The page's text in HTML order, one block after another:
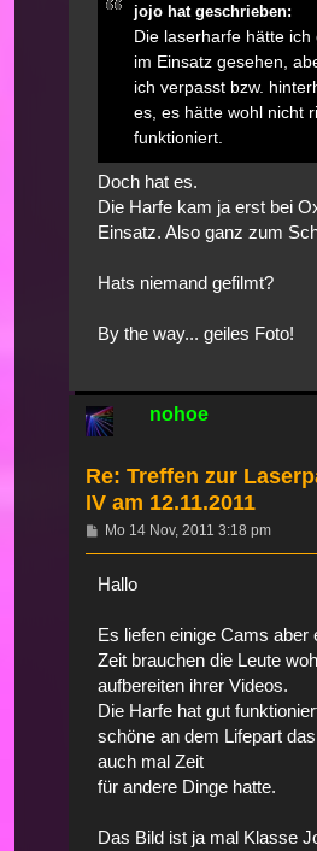
jojo hat geschrieben:
Die laserharfe hätte ich
im Einsatz gesehen,
ich verpasst bzw.
es, es hätte wohl nicht
funktioniert.
Doch hat es.
Die Harfe kam ja erst bei
Einsatz. Also ganz zum
Hats niemand gefilmt?
By the way... geiles Foto!
nohoe
Re: Treffen zur
IV am 12.11.2011
Beitrag
Mo 14 Nov, 2011 3:18 pm
Hallo
Es liefen einige Cams aber
Zeit brauchen die Leute
aufbereiten ihrer Videos.
Die Harfe hat gut
schöne an dem Lifepart
auch mal Zeit
für andere Dinge hatte.
Das Bild ist ja mal Klasse